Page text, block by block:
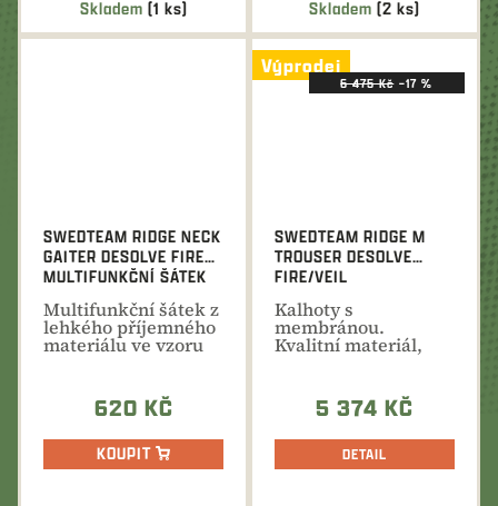
Skladem (1 ks) Skladem (2 ks)
SWEDTEAM RIDGE NECK
GAITER DESOLVE FIRE
MULTIFUNKČNÍ ŠÁTEK
Multifunkční šátek z
lehkého příjemného
materiálu ve vzoru
620 KČ
KOUPIT
Výprodej
6 475 Kč –17 %
SWEDTEAM RIDGE M
TROUSER DESOLVE
FIRE/VEIL
Kalhoty s
membránou.
Kvalitní materiál,
5 374 KČ
DETAIL